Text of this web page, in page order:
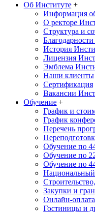
Об Институте +
Информация
О ректоре
Структура и
История
Лицензия
Эмблема
Наши клиенты
Сертификация
Вакансии
Обучение +
График и
График
Перечень
Обучение по
Обучение по
Обучение по
Закупки и
Онлайн-
Гостиницы и